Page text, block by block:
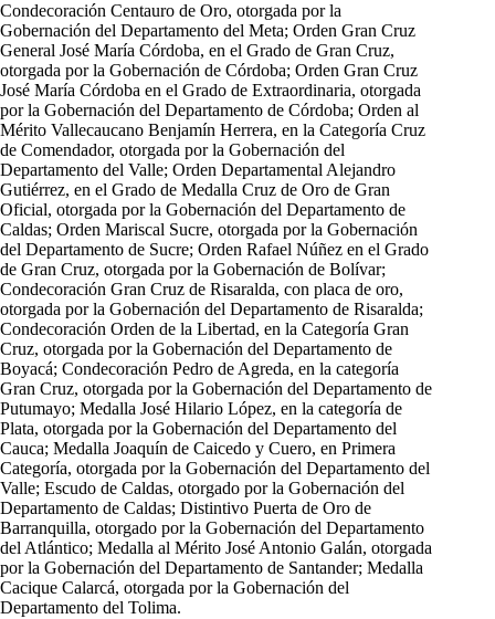
Condecoración Centauro de Oro, otorgada por la
Gobernación del Departamento del Meta; Orden Gran Cruz
General José María Córdoba, en el Grado de Gran Cruz,
otorgada por la Gobernación de Córdoba; Orden Gran Cruz
José María Córdoba en el Grado de Extraordinaria, otorgada
por la Gobernación del Departamento de Córdoba; Orden al
Mérito Vallecaucano Benjamín Herrera, en la Categoría Cruz
de Comendador, otorgada por la Gobernación del
Departamento del Valle; Orden Departamental Alejandro
Gutiérrez, en el Grado de Medalla Cruz de Oro de Gran
Oficial, otorgada por la Gobernación del Departamento de
Caldas; Orden Mariscal Sucre, otorgada por la Gobernación
del Departamento de Sucre; Orden Rafael Núñez en el Grado
de Gran Cruz, otorgada por la Gobernación de Bolívar;
Condecoración Gran Cruz de Risaralda, con placa de oro,
otorgada por la Gobernación del Departamento de Risaralda;
Condecoración Orden de la Libertad, en la Categoría Gran
Cruz, otorgada por la Gobernación del Departamento de
Boyacá; Condecoración Pedro de Agreda, en la categoría
Gran Cruz, otorgada por la Gobernación del Departamento de
Putumayo; Medalla José Hilario López, en la categoría de
Plata, otorgada por la Gobernación del Departamento del
Cauca; Medalla Joaquín de Caicedo y Cuero, en Primera
Categoría, otorgada por la Gobernación del Departamento del
Valle; Escudo de Caldas, otorgado por la Gobernación del
Departamento de Caldas; Distintivo Puerta de Oro de
Barranquilla, otorgado por la Gobernación del Departamento
del Atlántico; Medalla al Mérito José Antonio Galán, otorgada
por la Gobernación del Departamento de Santander; Medalla
Cacique Calarcá, otorgada por la Gobernación del
Departamento del Tolima.